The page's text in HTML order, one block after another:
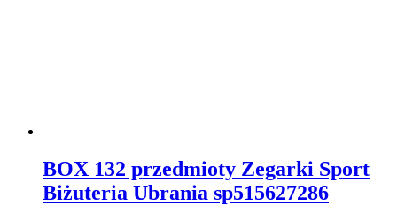
BOX 132 przedmioty Zegarki Sport
Biżuteria Ubrania sp515627286